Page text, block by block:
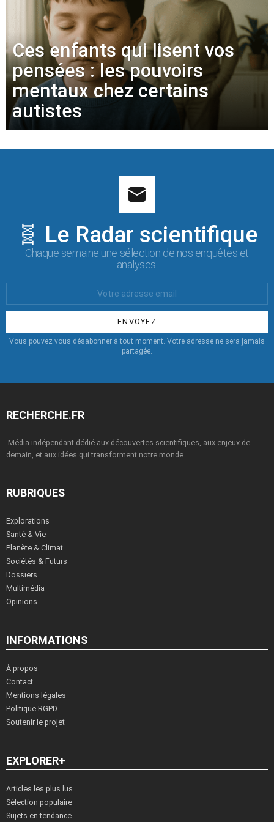
Ces enfants qui lisent vos
pensées : les pouvoirs
mentaux chez certains
autistes
🧬 Le Radar scientifique
Chaque semaine une sélection de nos enquêtes et
analyses.
:
Vous pouvez vous désabonner à tout moment. Votre adresse ne sera jamais
partagée.
RECHERCHE.FR
Média indépendant dédié aux découvertes scientifiques, aux enjeux de
demain, et aux idées qui transforment notre monde.
RUBRIQUES
Explorations
Santé & Vie
Planète & Climat
Sociétés & Futurs
Dossiers
Multimédia
Opinions
INFORMATIONS
À propos
Contact
Mentions légales
Politique RGPD
Soutenir le projet
EXPLORER+
Articles les plus lus
Sélection populaire
Sujets en tendance